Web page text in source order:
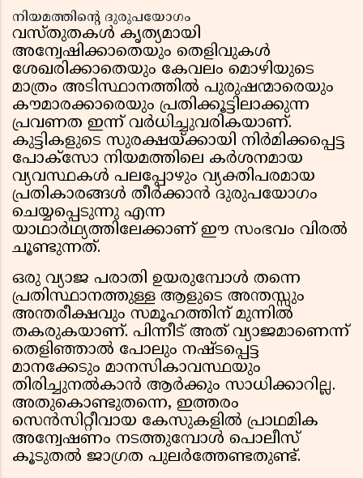
നിയമത്തിൻ്റെ ദുരുപയോഗം
വസ്തുതകൾ കൃത്യമായി
അന്വേഷിക്കാതെയും തെളിവുകൾ
ശേഖരിക്കാതെയും കേവലം മൊഴിയുടെ
മാത്രം അടിസ്ഥാനത്തിൽ പുരുഷന്മാരെയും
കൗമാരക്കാരെയും പ്രതിക്കൂട്ടിലാക്കുന്ന
പ്രവണത ഇന്ന് വർധിച്ചുവരികയാണ്.
കുട്ടികളുടെ സുരക്ഷയ്ക്കായി നിർമിക്കപ്പെട്ട
പോക്സോ നിയമത്തിലെ കർശനമായ
വ്യവസ്ഥകൾ പലപ്പോഴും വ്യക്തിപരമായ
പ്രതികാരങ്ങൾ തീർക്കാൻ ദുരുപയോഗം
ചെയ്യപ്പെടുന്നു എന്ന
യാഥാർഥ്യത്തിലേക്കാണ് ഈ സംഭവം വിരൽ
ചൂണ്ടുന്നത്.
ഒരു വ്യാജ പരാതി ഉയരുമ്പോൾ തന്നെ
പ്രതിസ്ഥാനത്തുള്ള ആളുടെ അന്തസ്സും
അന്തരീക്ഷവും സമൂഹത്തിന് മുന്നിൽ
തകരുകയാണ്. പിന്നീട് അത് വ്യാജമാണെന്ന്
തെളിഞ്ഞാൽ പോലും നഷ്ടപ്പെട്ട
മാനക്കേടും മാനസികാവസ്ഥയും
തിരിച്ചുനൽകാൻ ആർക്കും സാധിക്കാറില്ല.
അതുകൊണ്ടുതന്നെ, ഇത്തരം
സെൻസിറ്റീവായ കേസുകളിൽ പ്രാഥമിക
അന്വേഷണം നടത്തുമ്പോൾ പൊലീസ്
കൂടുതൽ ജാഗ്രത പുലർത്തേണ്ടതുണ്ട്.